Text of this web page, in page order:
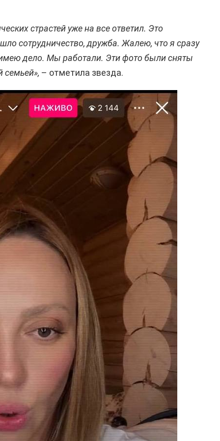
страстей уже на все ответил. Это
сотрудничество, дружба. Жалею, что я сразу
дело. Мы работали. Эти фото были сняты
– отметила звезда.